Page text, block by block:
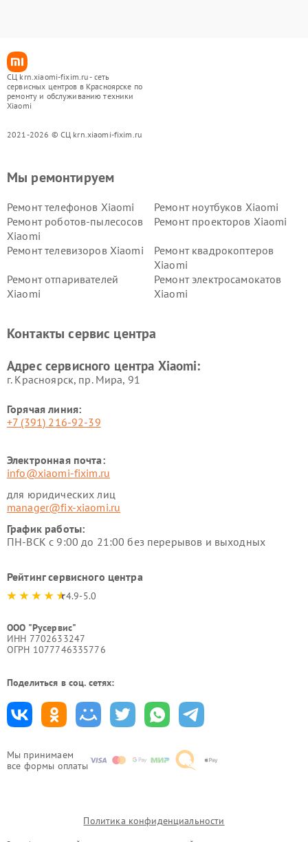
СЦ krn.xiaomi-fixim.ru - сеть
сервисных центров в Красноярске по
ремонту и обслуживанию техники
Xiaomi
2021-2026 © СЦ krn.xiaomi-fixim.ru
Мы принимаем
все формы оплаты
Мы ремонтируем
Ремонт телефонов Xiaomi
Ремонт ноутбуков Xiaomi
Ремонт роботов-пылесосов
Xiaomi
Ремонт проекторов Xiaomi
Ремонт телевизоров Xiaomi
Ремонт квадрокоптеров
Xiaomi
Ремонт отпаривателей
Xiaomi
Ремонт электросамокатов
Xiaomi
Ремонт стиральных машин
Ремонт смарт-часов Xiaomi
Контакты сервис центра
Адрес сервисного центра Xiaomi:
г. Красноярск, ​пр. Мира, 91
Горячая линия:
+7 (391) 216-92-39
Электронная почта:
info@xiaomi-fixim.ru
для юридических лиц
manager@fix-xiaomi.ru
График работы:
ПН-ВСК с 9:00 до 21:00 без перерывов и выходных
Рейтинг сервисного центра
4.9-5.0
ООО "Русервис"
ИНН 7702633247
ОГРН 1077746335776
Поделиться в соц. сетях:
Политика конфиденциальности